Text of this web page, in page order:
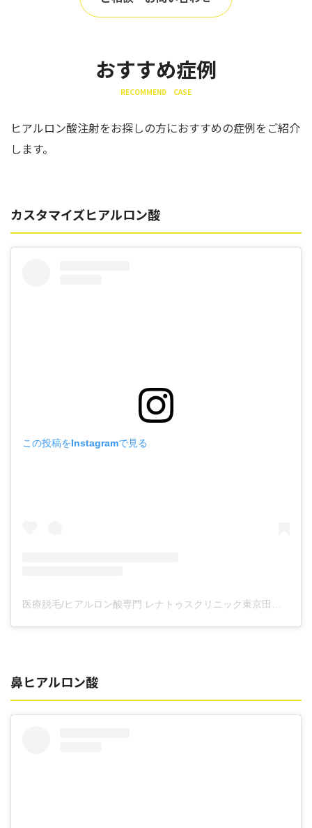
おすすめ症例
RECOMMEND CASE
ヒアルロン酸注射をお探しの方におすすめの症例をご紹介
します。
カスタマイズヒアルロン酸
この投稿をInstagramで見る
鼻ヒアルロン酸